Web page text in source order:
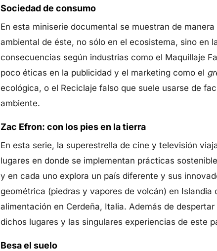
Sociedad de consumo
En esta miniserie documental se muestran de
ambiental de éste, no sólo en el ecosistema, sino en
consecuencias según industrias como el Maquillaje
poco éticas en la publicidad y el marketing como el
ecológica, o el Reciclaje falso que suele usarse de
ambiente.
Zac Efron: con los pies en la tierra
En esta serie, la superestrella de cine y televisión
lugares en donde se implementan prácticas
y en cada uno explora un país diferente y sus
geométrica (piedras y vapores de volcán) en
alimentación en Cerdeña, Italia. Además de
dichos lugares y las singulares experiencias de este
Besa el suelo